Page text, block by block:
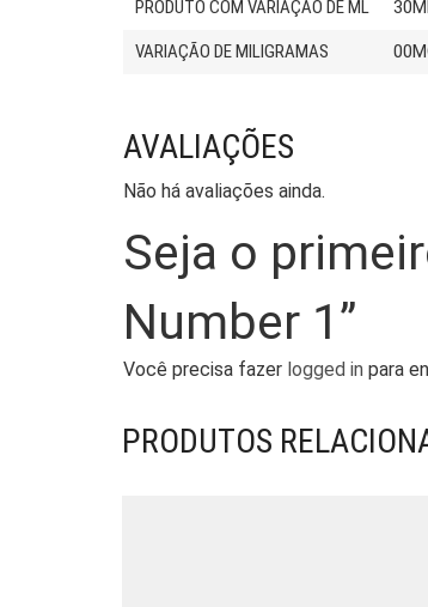
PRODUTO COM VARIAÇÃO DE ML
VARIAÇÃO DE MILIGRAMAS
AVALIAÇÕES
Não há avaliações ainda.
Seja o
Number 1”
Você precisa fazer logged in para
PRODUTOS